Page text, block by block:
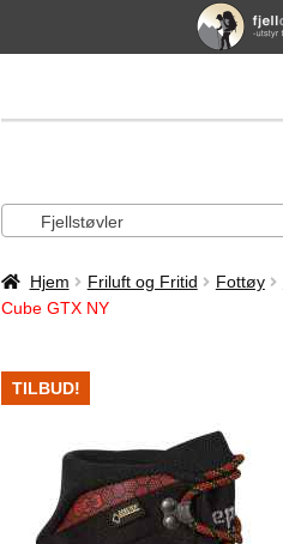
Fjellstøvler
Hjem Friluft og Fritid Fottøy
Cube GTX NY
TILBUD!